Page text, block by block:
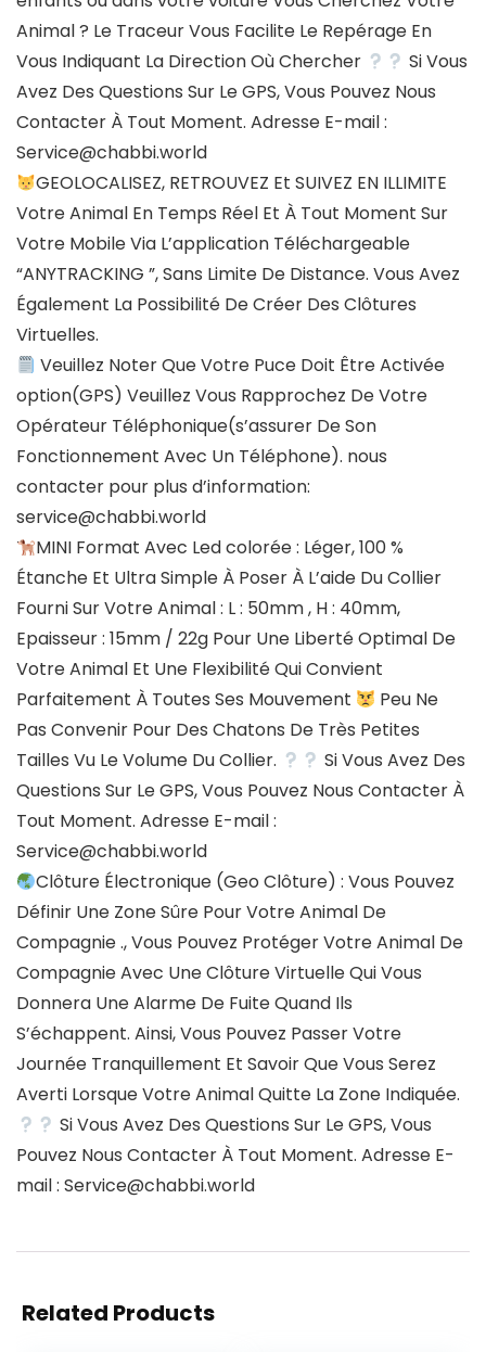
Animal ? Le Traceur Vous Facilite Le Repérage En
Vous Indiquant La Direction Où Chercher
Si Vous
Avez Des Questions Sur Le GPS, Vous Pouvez Nous
Contacter À Tout Moment. Adresse E-mail :
Service@chabbi.world
GEOLOCALISEZ, RETROUVEZ Et SUIVEZ EN ILLIMITE
Votre Animal En Temps Réel Et À Tout Moment Sur
Votre Mobile Via L’application Téléchargeable
“ANYTRACKING ”, Sans Limite De Distance. Vous Avez
Également La Possibilité De Créer Des Clôtures
Virtuelles.
Veuillez Noter Que Votre Puce Doit Être Activée
option(GPS) Veuillez Vous Rapprochez De Votre
Opérateur Téléphonique(s’assurer De Son
Fonctionnement Avec Un Téléphone). nous
contacter pour plus d’information:
service@chabbi.world
MINI Format Avec Led colorée : Léger, 100 %
Étanche Et Ultra Simple À Poser À L’aide Du Collier
Fourni Sur Votre Animal : L : 50mm , H : 40mm,
Epaisseur : 15mm / 22g Pour Une Liberté Optimal De
Votre Animal Et Une Flexibilité Qui Convient
Parfaitement À Toutes Ses Mouvement
Peu Ne
Pas Convenir Pour Des Chatons De Très Petites
Tailles Vu Le Volume Du Collier.
Si Vous Avez Des
Questions Sur Le GPS, Vous Pouvez Nous Contacter À
Tout Moment. Adresse E-mail :
Service@chabbi.world
Clôture Électronique (Geo Clôture) : Vous Pouvez
Définir Une Zone Sûre Pour Votre Animal De
Compagnie ., Vous Pouvez Protéger Votre Animal De
Compagnie Avec Une Clôture Virtuelle Qui Vous
Donnera Une Alarme De Fuite Quand Ils
S’échappent. Ainsi, Vous Pouvez Passer Votre
Journée Tranquillement Et Savoir Que Vous Serez
Averti Lorsque Votre Animal Quitte La Zone Indiquée.
Si Vous Avez Des Questions Sur Le GPS, Vous
Pouvez Nous Contacter À Tout Moment. Adresse E-
mail : Service@chabbi.world
Related Products